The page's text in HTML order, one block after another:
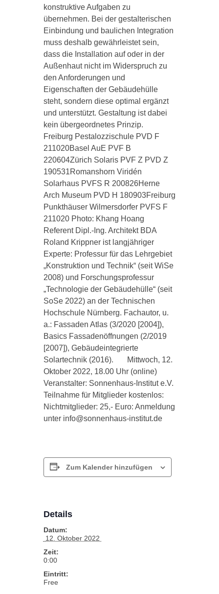
konstruktive Aufgaben zu
übernehmen. Bei der gestalterischen
Einbindung und baulichen Integration
muss deshalb gewährleistet sein,
dass die Installation auf oder in der
Außenhaut nicht im Widerspruch zu
den Anforderungen und
Eigenschaften der Gebäudehülle
steht, sondern diese optimal ergänzt
und unterstützt. Gestaltung ist dabei
kein übergeordnetes Prinzip.
Freiburg Pestalozzischule PVD F
211020Basel AuE PVF B
220604Zürich Solaris PVF Z PVD Z
190531Romanshorn Viridén
Solarhaus PVFS R 200826Herne
Arch Museum PVD H 180903Freiburg
Punkthäuser Wilmersdorfer PVFS F
211020 Photo: Khang Hoang
Referent Dipl.-Ing. Architekt BDA
Roland Krippner ist langjähriger
Experte: Professur für das Lehrgebiet
„Konstruktion und Technik“ (seit WiSe
2008) und Forschungsprofessur
„Technologie der Gebäudehülle“ (seit
SoSe 2022) an der Technischen
Hochschule Nürnberg. Fachautor, u.
a.: Fassaden Atlas (3/2020 [2004]),
Basics Fassadenöffnungen (2/2019
[2007]), Gebäudeintegrierte
Solartechnik (2016). Mittwoch, 12.
Oktober 2022, 18.00 Uhr (online)
Veranstalter: Sonnenhaus-Institut e.V.
Teilnahme für Mitglieder kostenlos:
Nichtmitglieder: 25,- Euro: Anmeldung
unter info@sonnenhaus-institut.de
Zum Kalender hinzufügen
Details
Datum:
12. Oktober 2022
Zeit:
0:00
Eintritt:
Free